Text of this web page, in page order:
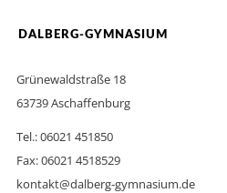
DALBERG-GYMNASIUM
Grünewaldstraße 18
63739 Aschaffenburg
Tel.: 06021 451850
Fax: 06021 4518529
kontakt@dalberg-gymnasium.de